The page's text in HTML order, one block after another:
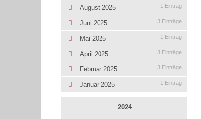
August 2025 1 Eintrag
Juni 2025 3 Einträge
Mai 2025 1 Eintrag
April 2025 3 Einträge
Februar 2025 3 Einträge
Januar 2025 1 Eintrag
2024